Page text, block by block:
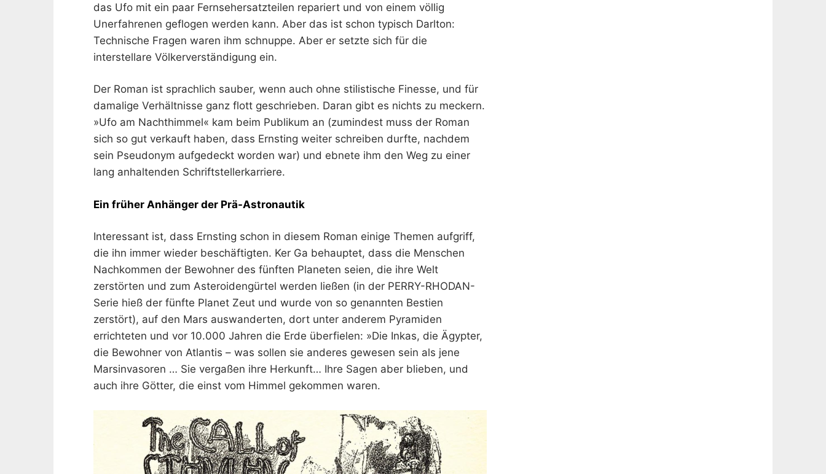
das Ufo mit ein paar Fernsehersatzteilen repariert und von einem völlig
Unerfahrenen geflogen werden kann. Aber das ist schon typisch Darlton:
Technische Fragen waren ihm schnuppe. Aber er setzte sich für die
interstellare Völkerverständigung ein.
Der Roman ist sprachlich sauber, wenn auch ohne stilistische Finesse, und für
damalige Verhältnisse ganz flott geschrieben. Daran gibt es nichts zu meckern.
»Ufo am Nachthimmel« kam beim Publikum an (zumindest muss der Roman
sich so gut verkauft haben, dass Ernsting weiter schreiben durfte, nachdem
sein Pseudonym aufgedeckt worden war) und ebnete ihm den Weg zu einer
lang anhaltenden Schriftstellerkarriere.
Ein früher Anhänger der Prä-Astronautik
Interessant ist, dass Ernsting schon in diesem Roman einige Themen aufgriff,
die ihn immer wieder beschäftigten. Ker Ga behauptet, dass die Menschen
Nachkommen der Bewohner des fünften Planeten seien, die ihre Welt
zerstörten und zum Asteroidengürtel werden ließen (in der PERRY-RHODAN-
Serie hieß der fünfte Planet Zeut und wurde von so genannten Bestien
zerstört), auf den Mars auswanderten, dort unter anderem Pyramiden
errichteten und vor 10.000 Jahren die Erde überfielen: »Die Inkas, die Ägypter,
die Bewohner von Atlantis – was sollen sie anderes gewesen sein als jene
Marsinvasoren … Sie vergaßen ihre Herkunft… Ihre Sagen aber blieben, und
auch ihre Götter, die einst vom Himmel gekommen waren.